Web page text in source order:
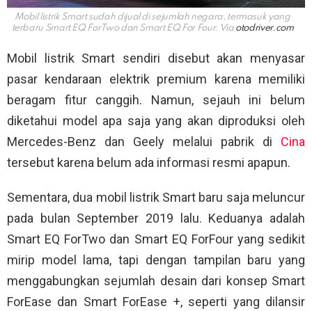
Mobil listrik Smart sudah dijual di sejumlah negara, termasuk yang
terbaru Smart EQ ForTwo dan Smart EQ For Four. Via otodriver.com
Mobil listrik Smart sendiri disebut akan menyasar
pasar kendaraan elektrik premium karena memiliki
beragam fitur canggih. Namun, sejauh ini belum
diketahui model apa saja yang akan diproduksi oleh
Mercedes-Benz dan Geely melalui pabrik di Cina
tersebut karena belum ada informasi resmi apapun.
Sementara, dua mobil listrik Smart baru saja meluncur
pada bulan September 2019 lalu. Keduanya adalah
Smart EQ ForTwo dan Smart EQ ForFour yang sedikit
mirip model lama, tapi dengan tampilan baru yang
menggabungkan sejumlah desain dari konsep Smart
ForEase dan Smart ForEase +, seperti yang dilansir